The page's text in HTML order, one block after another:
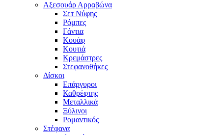
Αξεσουάρ Αρραβώνα
Σετ Νύφης
Ρόμπες
Γάντια
Κουάφ
Κουτιά
Κρεμάστρες
Στεφανοθήκες
Δίσκοι
Επάργυροι
Καθρέφτης
Μεταλλικά
Ξύλινοι
Ρομαντικός
Στέφανα